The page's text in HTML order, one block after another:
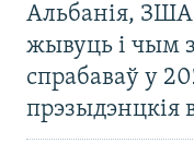
Альбанія,
жывуць і чым
спрабаваў у
прэзыдэнцкія